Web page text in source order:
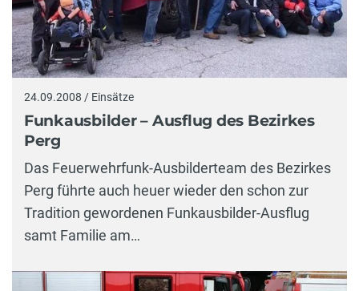
24.09.2008 / Einsätze
Funkausbilder – Ausflug des Bezirkes
Perg
Das Feuerwehrfunk-Ausbilderteam des Bezirkes
Perg führte auch heuer wieder den schon zur
Tradition gewordenen Funkausbilder-Ausflug
samt Familie am…